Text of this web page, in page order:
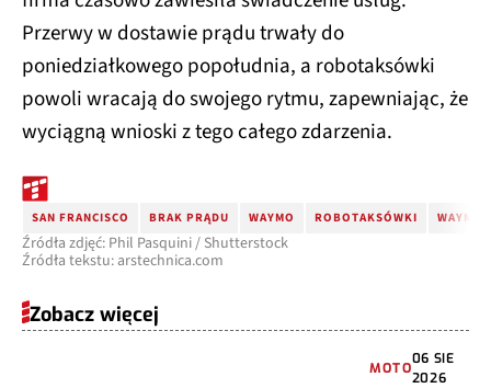
Przerwy w dostawie prądu trwały do
poniedziałkowego popołudnia, a robotaksówki
powoli wracają do swojego rytmu, zapewniając, że
wyciągną wnioski z tego całego zdarzenia.
SAN FRANCISCO BRAK PRĄDU WAYMO ROBOTAKSÓWKI WAYMO
Źródła zdjęć: Phil Pasquini / Shutterstock
Źródła tekstu: arstechnica.com
Zobacz więcej
MOTO
06 SIE
2026